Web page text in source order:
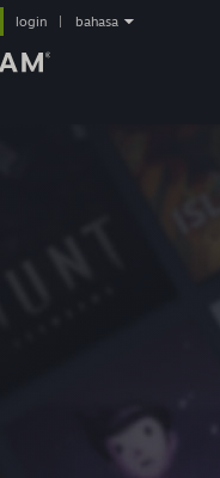
login bahasa